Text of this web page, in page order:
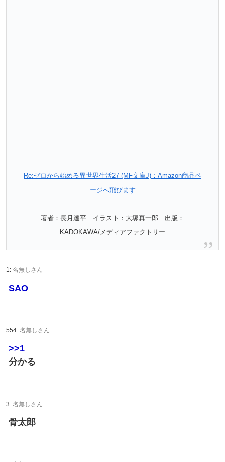
Re:ゼロから始める異世界生活27 (MF文庫J)：Amazon商品ペ
ージへ飛びます
著者：長月達平 イラスト：大塚真一郎 出版：
KADOKAWA/メディアファクトリー
1: 名無しさん
SAO
554: 名無しさん
>>1
分かる
3: 名無しさん
骨太郎